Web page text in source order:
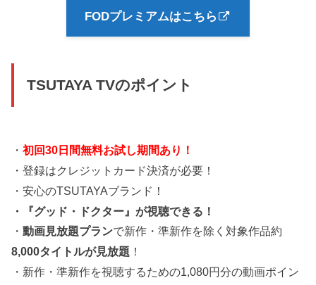
FODプレミアムはこちら
TSUTAYA TVのポイント
・初回30日間無料お試し期間あり！
・登録はクレジットカード決済が必要！
・安心のTSUTAYAブランド！
・『グッド・ドクター』が視聴できる！
・動画見放題プランで新作・準新作を除く対象作品約
8,000タイトルが見放題 ！
・新作・準新作を視聴するための1,080円分の動画ポイン